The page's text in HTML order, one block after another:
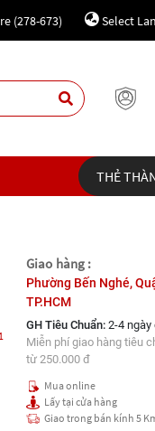
(278-673)
THẺ
Giao hàng :
Phường Bến Nghé,
TP.HCM
GH Tiêu Chuẩn: 2-4 ngày
Miễn phí giao hàng tiêu
từ 250.000 đ
Mua online
Lấy tại cửa hàng
Giao trong bán kính 5